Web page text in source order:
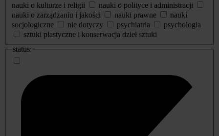
nauki o kulturze i religii
nauki o polityce i administracji
nauki o zarządzaniu i jakości
nauki prawne
nauki
socjologiczne
nie dotyczy psychiatria
psychologia
sztuki plastyczne i konserwacja dzieł sztuki
status: